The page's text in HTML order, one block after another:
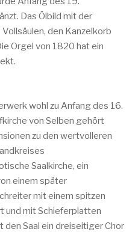
Das Ölbild mit der
den Kanzelkorb
Orgel von 1820 hat ein
wohl zu Anfang des 16.
von Selben gehört
zu den wertvolleren
Saalkirche, ein
einem später
mit einem spitzen
und mit Schieferplatten
Saal ein dreiseitiger Chor